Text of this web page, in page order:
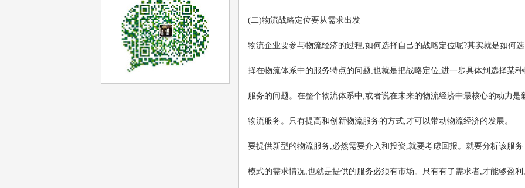
(二)物流战略定位要从需求出发
物流企业要参与物流经济的过程,如何选择自己的战略定位呢?其实就是如何选
择在物流体系中的服务特点的问题,也就是把战略定位,进一步具体到选择某种
服务的问题。在整个物流体系中,或者说在未来的物流经济中最核心的动力是
物流服务。只有提高和创新物流服务的方式,才可以带动物流经济的发展。
要提供新型的物流服务,必然需要介入和投资,就要考虑回报。就要分析该服务
模式的需求情况,也就是提供的服务必须有市场。只有有了需求者,才能够盈利